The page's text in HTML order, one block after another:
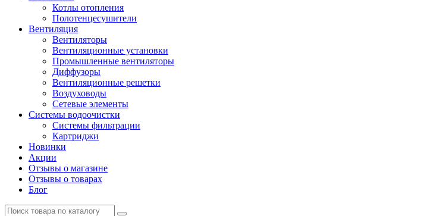
Котлы отопления
Полотенцесушители
Вентиляция
Вентиляторы
Вентиляционные установки
Промышленные вентиляторы
Диффузоры
Вентиляционные решетки
Воздуховоды
Сетевые элементы
Системы водоочистки
Системы фильтрации
Картриджи
Новинки
Акции
Отзывы о магазине
Отзывы о товарах
Блог